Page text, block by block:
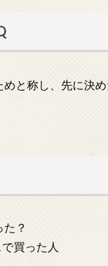
と称し、先に決
た？
買った人